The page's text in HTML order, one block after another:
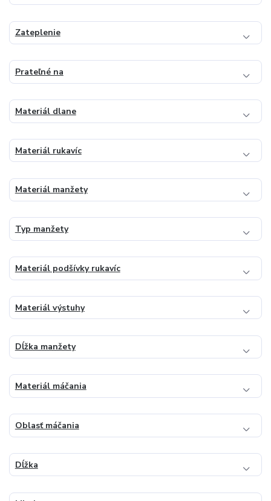
Zateplenie
Prateľné na
Materiál dlane
Materiál rukavíc
Materiál manžety
Typ manžety
Materiál podšívky rukavíc
Materiál výstuhy
Dĺžka manžety
Materiál máčania
Oblasť máčania
Dĺžka